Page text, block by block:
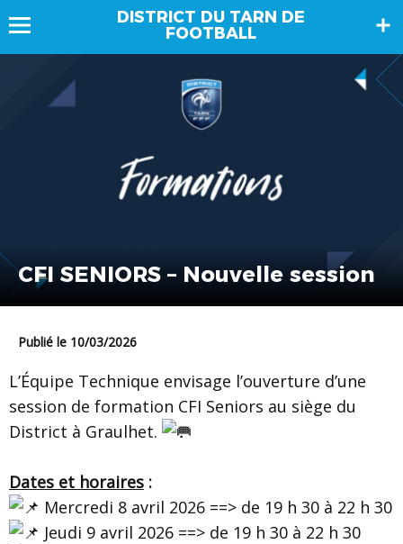
DISTRICT DU TARN DE
FOOTBALL
CFI SENIORS – Nouvelle session
Publié le 10/03/2026
L’Équipe Technique envisage l’ouverture d’une
session de formation CFI Seniors au siège du
District à Graulhet.
Dates et horaires :
Mercredi 8 avril 2026 ==> de 19 h 30 à 22 h 30
Jeudi 9 avril 2026 ==> de 19 h 30 à 22 h 30